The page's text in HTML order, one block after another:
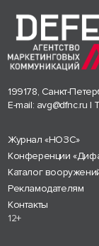
199178, Санкт-
E-mail: avg@dfnc.ru |
Журнал «НОЗС»
Конференции
Каталог
Рекламодателям
Контакты
12+